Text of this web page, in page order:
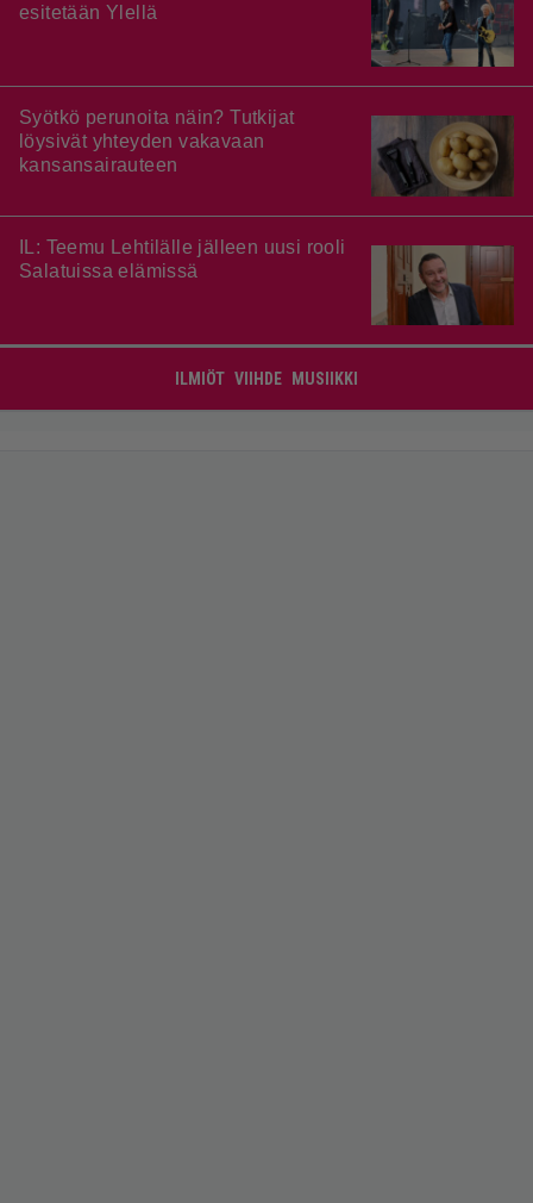
esitetään Ylellä
Syötkö perunoita näin? Tutkijat
löysivät yhteyden vakavaan
kansansairauteen
IL: Teemu Lehtilälle jälleen uusi rooli
Salatuissa elämissä
ILMIÖT VIIHDE MUSIIKKI